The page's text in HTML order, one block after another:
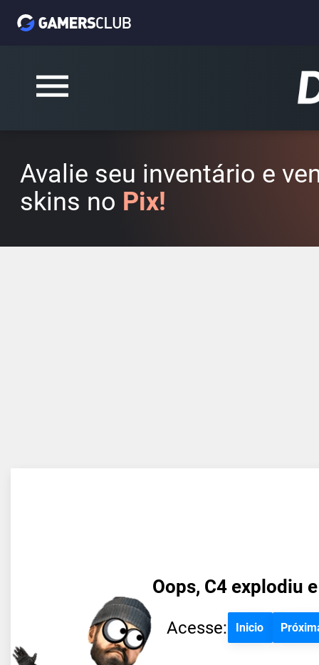
Avalie seu inventário e
skins no Pix!
Oops, C4 explodiu
Acesse: Inicio